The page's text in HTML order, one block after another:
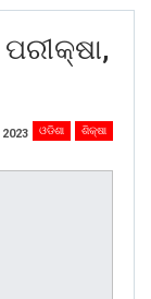
ଓଡିଶା ଶିକ୍ଷା
2023